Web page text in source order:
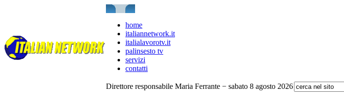
home
italiannetwork.it
italialavorotv.it
palinsesto tv
servizi
contatti
Direttore responsabile Maria Ferrante − sabato 8 agosto 2026